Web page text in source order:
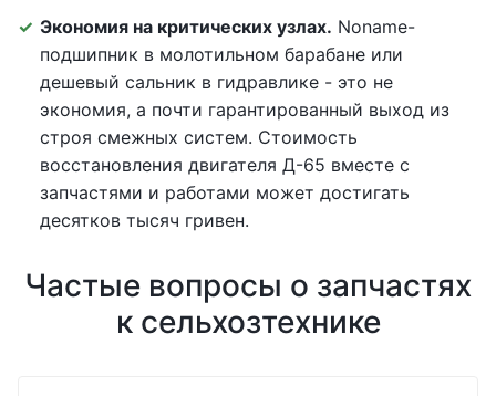
Экономия на критических узлах. Noname-
подшипник в молотильном барабане или
дешевый сальник в гидравлике - это не
экономия, а почти гарантированный выход из
строя смежных систем. Стоимость
восстановления двигателя Д-65 вместе с
запчастями и работами может достигать
десятков тысяч гривен.
Частые вопросы о запчастях
к сельхозтехнике